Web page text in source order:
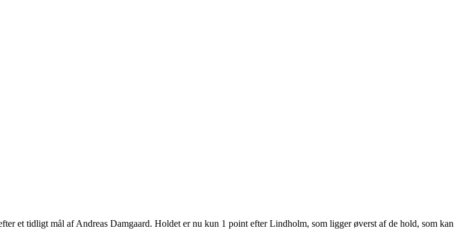
et tidligt mål af Andreas Damgaard. Holdet er nu kun 1 point efter Lindholm, som ligger øverst af de hold, som kan